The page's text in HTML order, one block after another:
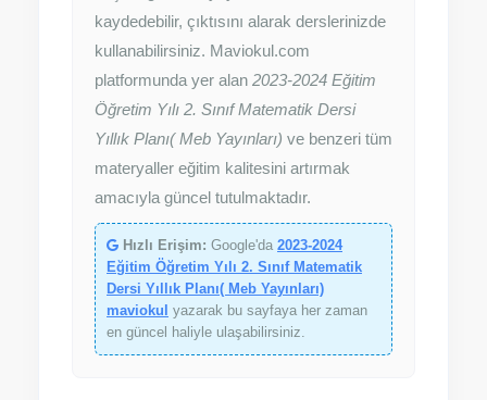
kaydedebilir, çıktısını alarak derslerinizde
kullanabilirsiniz. Maviokul.com
platformunda yer alan 2023-2024 Eğitim
Öğretim Yılı 2. Sınıf Matematik Dersi
Yıllık Planı( Meb Yayınları) ve benzeri tüm
materyaller eğitim kalitesini artırmak
amacıyla güncel tutulmaktadır.
Hızlı Erişim: Google'da 2023-2024
Eğitim Öğretim Yılı 2. Sınıf Matematik
Dersi Yıllık Planı( Meb Yayınları)
maviokul yazarak bu sayfaya her zaman
en güncel haliyle ulaşabilirsiniz.